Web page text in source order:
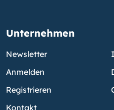
Unternehmen
Newsletter
Anmelden
Registrieren
Kontakt